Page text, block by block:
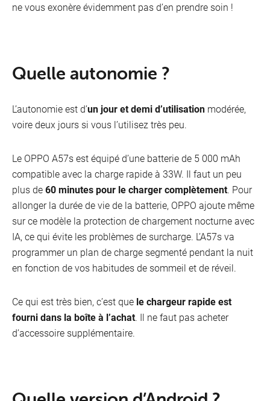
ne vous exonère évidemment pas d’en prendre soin !
Quelle autonomie ?
L’autonomie est d’un jour et demi d’utilisation modérée,
voire deux jours si vous l’utilisez très peu.
Le OPPO A57s est équipé d’une batterie de 5 000 mAh
compatible avec la charge rapide à 33W. Il faut un peu
plus de60 minutes pour le charger complètement. Pour
allonger la durée de vie de la batterie, OPPO ajoute même
sur ce modèle la protection de chargement nocturne avec
IA, ce qui évite les problèmes de surcharge. L’A57s va
programmer un plan de charge segmenté pendant la nuit
en fonction de vos habitudes de sommeil et de réveil.
Ce qui est très bien, c’est que le chargeur rapide est
fourni dans la boîte à l’achat. Il ne faut pas acheter
d’accessoire supplémentaire.